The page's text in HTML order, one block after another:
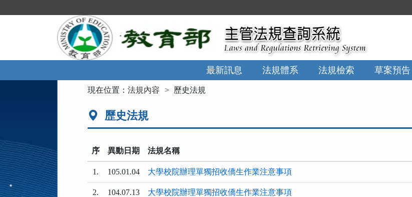
到
最新訊息 法規體系 法規檢索 草案預告
現在位置：法規內容 歷史法規
歷史法規
序 異動日期 法規名稱
1. 105.01.04 大學校院辦理單獨招收僑生作業注意事項
2. 104.07.13 大學校院辦理單獨招收僑生作業注意事項